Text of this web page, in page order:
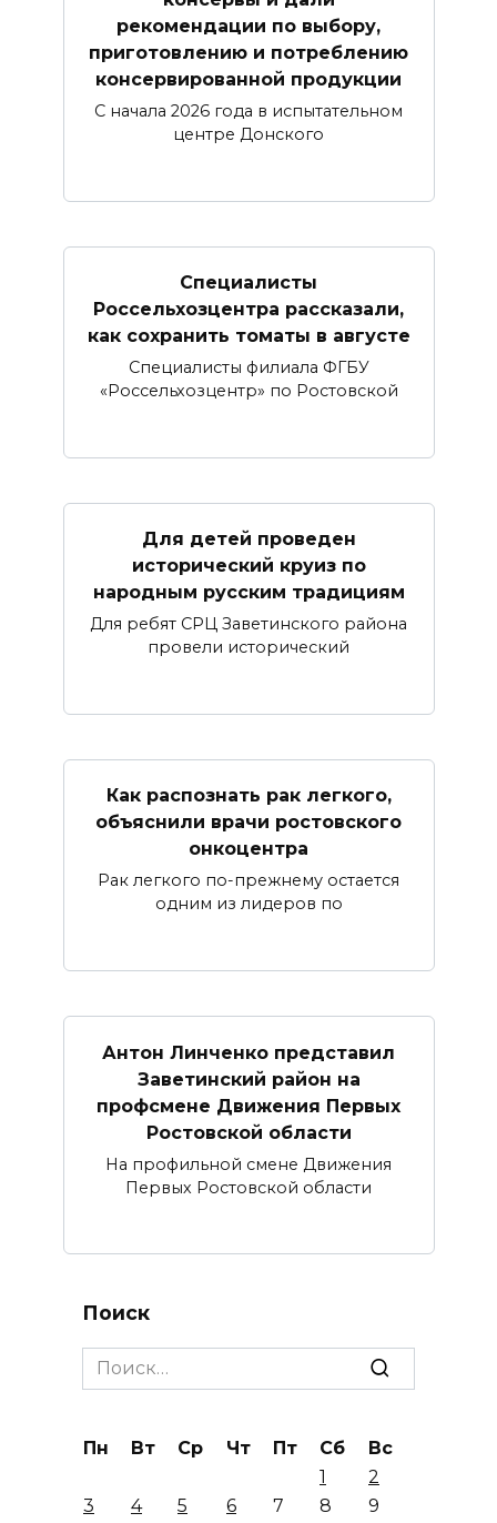
рекомендации по выбору,
приготовлению и потреблению
консервированной продукции
С начала 2026 года в испытательном
центре Донского
Специалисты
Россельхозцентра рассказали,
как сохранить томаты в августе
Специалисты филиала ФГБУ
«Россельхозцентр» по Ростовской
Для детей проведен
исторический круиз по
народным русским традициям
Для ребят СРЦ Заветинского района
провели исторический
Как распознать рак легкого,
объяснили врачи ростовского
онкоцентра
Рак легкого по-прежнему остается
одним из лидеров по
Антон Линченко представил
Заветинский район на
профсмене Движения Первых
Ростовской области
На профильной смене Движения
Первых Ростовской области
Поиск
Search
for:
Пн Вт Ср Чт Пт Сб
Вс
1
2
3
4 5 6 7 8
9